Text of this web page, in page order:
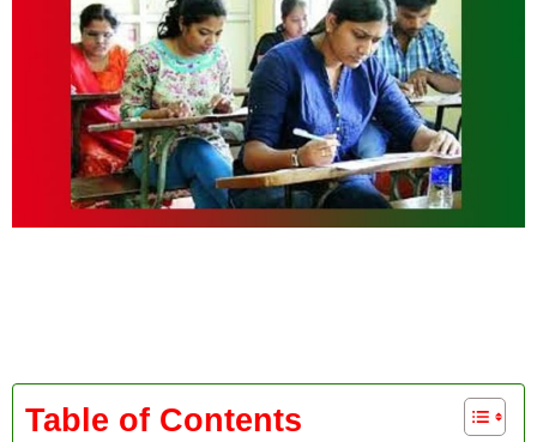
Table of Contents